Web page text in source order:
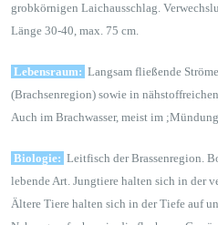
grobkörnigen Laichausschlag.
Länge 30-40, max. 75 cm.
Lebensraum: Langsam fließende
(Brachsenregion) sowie in
Auch im Brachwasser, meist im
Biologie: Leitfisch der Brassenregion.
lebende Art. Jungtiere halten sich in der
Ältere Tiere halten sich in der Tiefe auf